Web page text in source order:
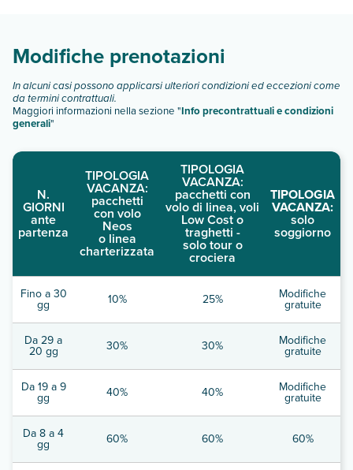
Modifiche prenotazioni
In alcuni casi possono applicarsi ulteriori condizioni ed eccezioni come
da termini contrattuali.
Maggiori informazioni nella sezione "Info precontrattuali e condizioni
generali"
N.
GIORNI
ante
partenza
TIPOLOGIA
VACANZA:
pacchetti
con volo
Neos
o linea
charterizzata
TIPOLOGIA
VACANZA:
pacchetti con
volo di linea, voli
Low Cost o
traghetti -
solo tour o
crociera
TIPOLOGIA
VACANZA:
solo
soggiorno
Fino a 30
gg 10% 25% Modifiche
gratuite
Da 29 a
20 gg 30% 30% Modifiche
gratuite
Da 19 a 9
gg 40% 40% Modifiche
gratuite
Da 8 a 4
gg 60% 60% 60%